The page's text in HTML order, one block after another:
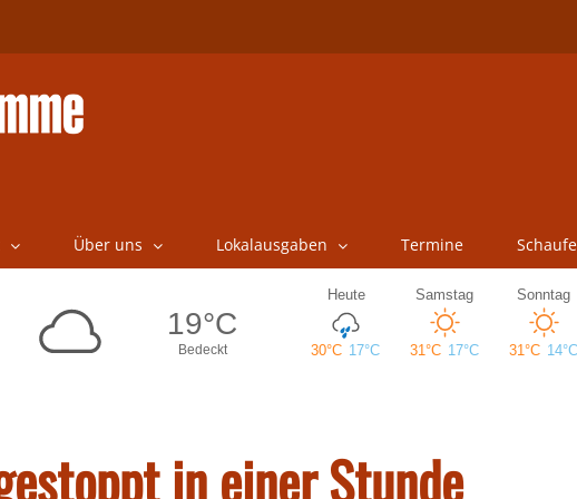
Über uns Lokalausgaben Termine
in einer Stunde